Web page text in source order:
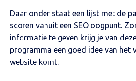
Daar onder staat een lijst met de
scoren vanuit een SEO oogpunt.
informatie te geven krijg je van
programma een goed idee van het
website komt.